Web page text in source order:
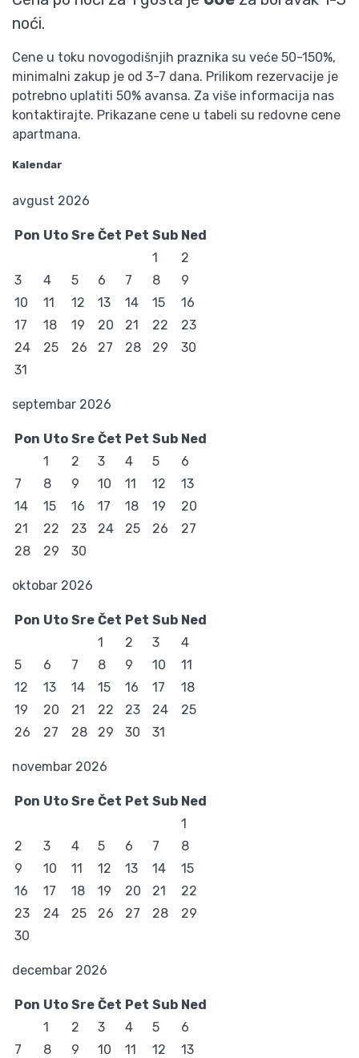
noći.
Cene u toku novogodišnjih praznika su veće 50-150%,
minimalni zakup je od 3-7 dana. Prilikom rezervacije je
potrebno uplatiti 50% avansa. Za više informacija nas
kontaktirajte. Prikazane cene u tabeli su redovne cene
apartmana.
Kalendar
avgust 2026
Pon Uto Sre Čet Pet Sub Ned
1
2
3
4 5 6 7 8
9
10
11 12 13 14 15
16
17
18 19 20 21 22
23
24
25 26 27 28 29
30
31
septembar 2026
Pon Uto Sre Čet Pet Sub Ned
1
2 3 4 5
6
7
8 9 10 11 12
13
14
15 16 17 18 19
20
21
22 23 24 25 26
27
28
29 30
oktobar 2026
Pon Uto Sre Čet Pet Sub Ned
1
2 3
4
5
6 7 8 9 10
11
12
13 14 15 16 17
18
19
20 21 22 23 24
25
26
27 28 29 30 31
novembar 2026
Pon Uto Sre Čet Pet Sub Ned
1
2
3 4 5 6 7
8
9
10 11 12 13 14
15
16
17 18 19 20 21
22
23
24 25 26 27 28
29
30
decembar 2026
Pon Uto Sre Čet Pet Sub Ned
1
2 3 4 5
6
7
8 9 10 11 12
13